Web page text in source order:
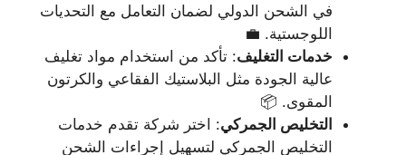
في الشحن الدولي لضمان التعامل مع التحديات
اللوجستية. 💼
خدمات التغليف: تأكد من استخدام مواد تغليف
عالية الجودة مثل البلاستيك الفقاعي والكرتون
المقوى. 📦
التخليص الجمركي: اختر شركة تقدم خدمات
التخليص الجمركي لتسهيل إجراءات الشحن